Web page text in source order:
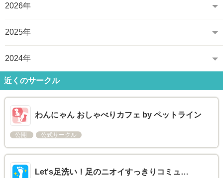
2026年
2025年
2024年
近くのサークル
わんにゃん おしゃべりカフェ by ペットライン
公開 公式サークル
Let's足洗い！足のニオイすっきりコミュ…